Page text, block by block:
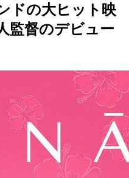
ドの大ヒット映
監督のデビュー